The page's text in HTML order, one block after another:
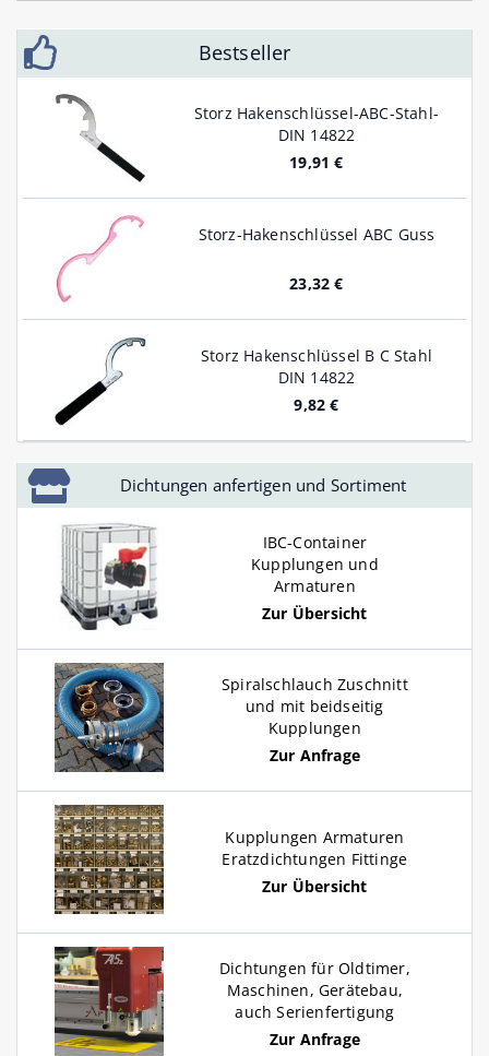
Bestseller
Storz Hakenschlüssel-ABC-Stahl-
DIN 14822
19,91 €
Storz-Hakenschlüssel ABC Guss
23,32 €
Storz Hakenschlüssel B C Stahl
DIN 14822
9,82 €
Dichtungen anfertigen und Sortiment
IBC-Container
Kupplungen und
Armaturen
Zur Übersicht
Spiralschlauch Zuschnitt
und mit beidseitig
Kupplungen
Zur Anfrage
Kupplungen Armaturen
Eratzdichtungen Fittinge
Zur Übersicht
Dichtungen für Oldtimer,
Maschinen, Gerätebau,
auch Serienfertigung
Zur Anfrage